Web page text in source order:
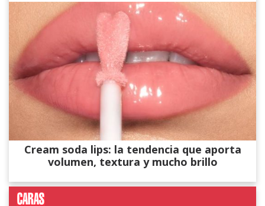
Cream soda lips: la tendencia que aporta
volumen, textura y mucho brillo